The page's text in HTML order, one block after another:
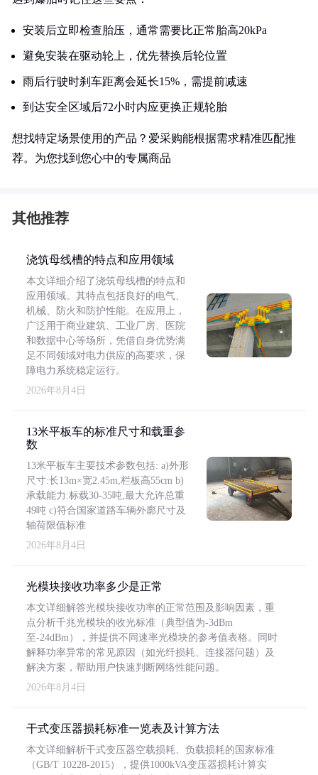
安装后立即检查胎压，通常需要比正常胎高20kPa
避免安装在驱动轮上，优先替换后轮位置
雨后行驶时刹车距离会延长15%，需提前减速
到达安全区域后72小时内应更换正规轮胎
想找特定场景使用的产品？爱采购能根据需求精准匹配推
荐。为您找到您心中的专属商品
其他推荐
浇筑母线槽的特点和应用领域
本文详细介绍了浇筑母线槽的特点和
应用领域。其特点包括良好的电气、
机械、防火和防护性能。在应用上，
广泛用于商业建筑、工业厂房、医院
和数据中心等场所，凭借自身优势满
足不同领域对电力供应的高要求，保
障电力系统稳定运行。
2026年8月4日
13米平板车的标准尺寸和载重参
数
13米平板车主要技术参数包括: a)外形
尺寸:长13m×宽2.45m,栏板高55cm b)
承载能力:标载30-35吨,最大允许总重
49吨 c)符合国家道路车辆外廓尺寸及
轴荷限值标准
2026年8月4日
光模块接收功率多少是正常
本文详细解答光模块接收功率的正常范围及影响因素，重
点分析千兆光模块的收光标准（典型值为-3dBm
至-24dBm），并提供不同速率光模块的参考值表格。同时
解释功率异常的常见原因（如光纤损耗、连接器问题）及
解决方案，帮助用户快速判断网络性能问题。
2026年8月4日
干式变压器损耗标准一览表及计算方法
本文详细解析干式变压器空载损耗、负载损耗的国家标准
（GB/T 10228-2015），提供1000kVA变压器损耗计算实